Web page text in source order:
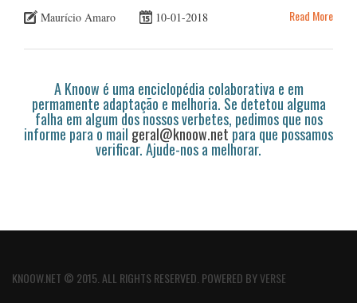
Maurício Amaro
10-01-2018 Read More
A Knoow é uma enciclopédia colaborativa e em
permamente adaptação e melhoria. Se detetou alguma
falha em algum dos nossos verbetes, pedimos que nos
informe para o mail geral@knoow.netpara que possamos
verificar. Ajude-nos a melhorar.
KNOOW.NET © 2015. ALL RIGHTS RESERVED. POWERED BYVERSE